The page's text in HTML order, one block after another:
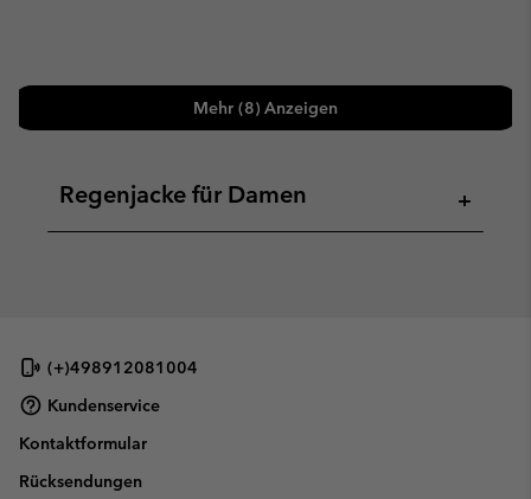
Mehr (8) Anzeigen
Regenjacke für Damen +
(+)498912081004
Kundenservice
Kontaktformular
Rücksendungen